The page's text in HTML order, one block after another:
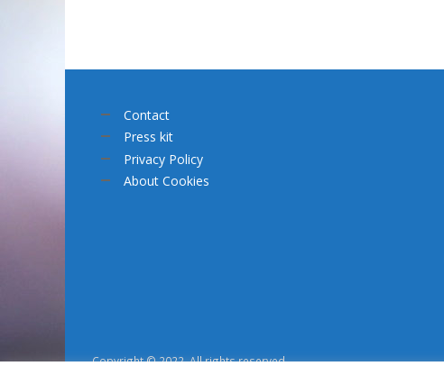
Contact
Press kit
Privacy Policy
About Cookies
Copyright © 2022. All rights reserved.